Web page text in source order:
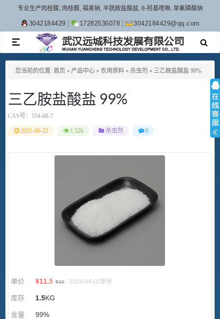
专业生产肉桂酸, 肉桂醛, 福美钠, 半胱胺盐酸盐, 8-羟基喹啉, 单氟磷酸钠
3042184429 17282536078 3042184429@qq.com
TOGGLE
NAVIGATION
您当前的位置: 首页 » 产品中心 » 农用原料 » 杀虫剂 » 三乙胺盐酸盐 99%
三乙胺盐酸盐 99%
CAS号： 554-68-7
2021-06-22 1.52k 杀虫剂 0
单价 ¥11.5 ¥36 2024-04-02更新
库存 1.5KG
含量 99%